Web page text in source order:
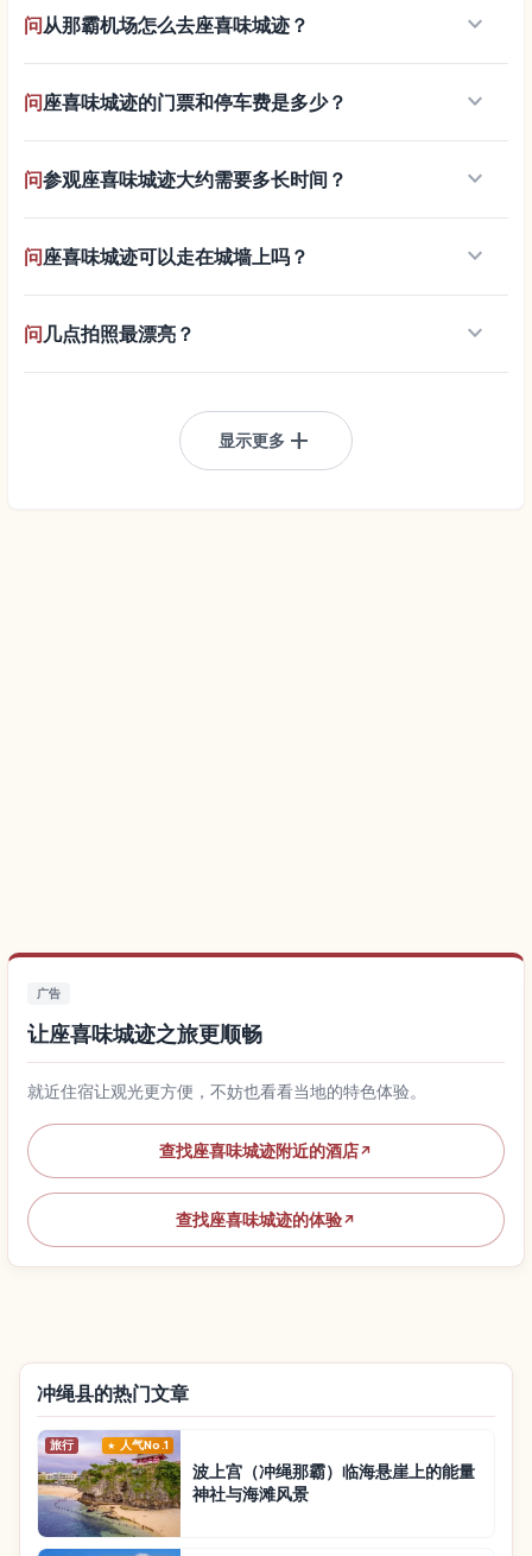
问从那霸机场怎么去座喜味城迹？ keyboard_arrow_down
问座喜味城迹的门票和停车费是多少？ keyboard_arrow_down
问参观座喜味城迹大约需要多长时间？ keyboard_arrow_down
问座喜味城迹可以走在城墙上吗？ keyboard_arrow_down
问 几点拍照最漂亮？ keyboard_arrow_down
显示更多 add
广告
让座喜味城迹之旅更顺畅
就近住宿让观光更方便，不妨也看看当地的特色体验。
查找座喜味城迹附近的酒店↗
查找座喜味城迹的体验↗
冲绳县的热门文章
旅行 人气No.1
波上宫（冲绳那霸）临海悬崖上的能量
神社与海滩风景